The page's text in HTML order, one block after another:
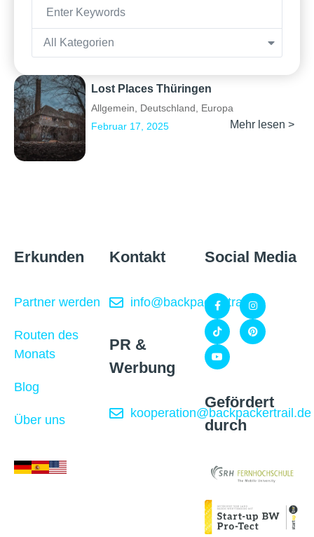
All Kategorien
Lost Places Thüringen
Allgemein, Deutschland, Europa
Februar 17, 2025
Mehr lesen >
Erkunden
Partner werden
Routen des
Monats
Blog
Über uns
Kontakt
info@backpackertrail.de
PR &
Werbung
kooperation@backpackertrail.de
Social Media
Gefördert
durch